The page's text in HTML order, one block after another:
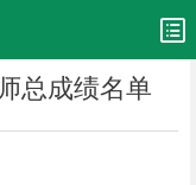
总成绩名单